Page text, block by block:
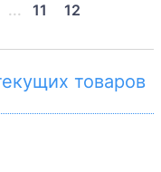
... 11 12
товаров